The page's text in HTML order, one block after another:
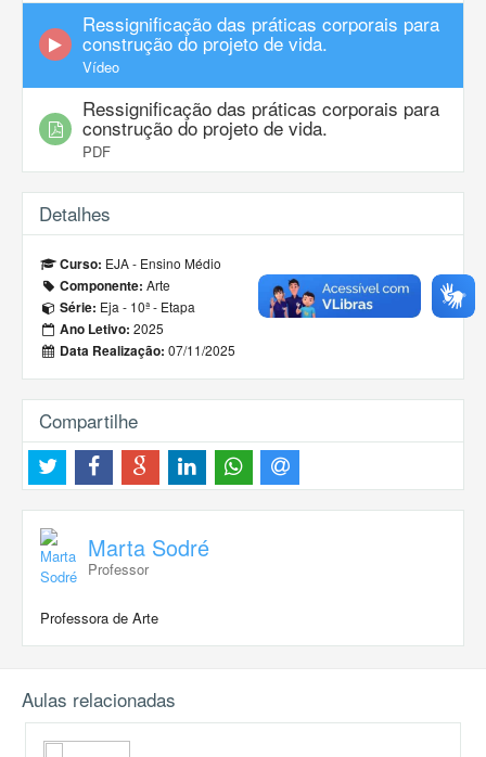
Ressignificação das práticas corporais para
construção do projeto de vida.
Vídeo
Ressignificação das práticas corporais para
construção do projeto de vida.
PDF
Detalhes
Curso: EJA - Ensino Médio
Componente: Arte
Série: Eja - 10ª - Etapa
Ano Letivo: 2025
Data Realização: 07/11/2025
Compartilhe
Marta Sodré
Professor
Professora de Arte
Aulas relacionadas